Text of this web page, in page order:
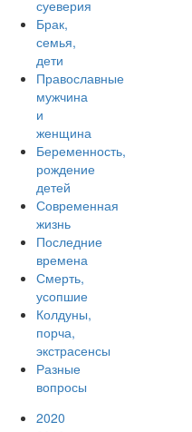
суеверия
Брак,
семья,
дети
Православные
мужчина
и
женщина
Беременность,
рождение
детей
Современная
жизнь
Последние
времена
Смерть,
усопшие
Колдуны,
порча,
экстрасенсы
Разные
вопросы
2020